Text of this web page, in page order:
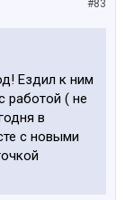
#83
Ездил к ним
работой ( не
в
с новыми